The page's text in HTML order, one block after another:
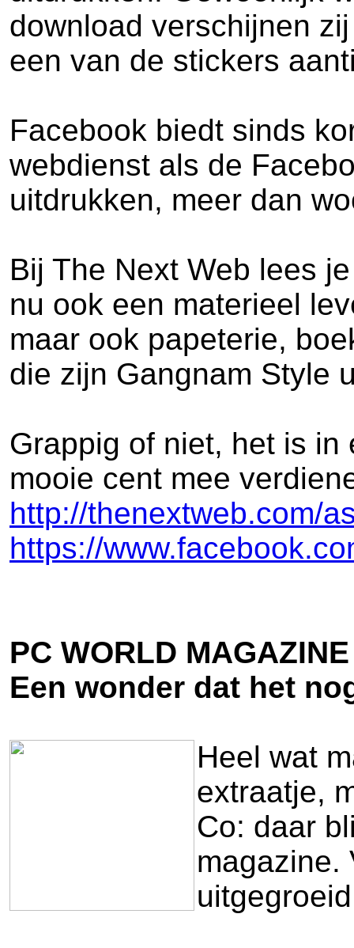
download verschijnen
een van de stickers
Facebook biedt sinds
webdienst als de
uitdrukken, meer dan
Bij The Next Web lees
nu ook een materieel
maar ook papeterie,
die zijn Gangnam Style
Grappig of niet, het is
mooie cent mee
http://thenextweb.com/
https://
PC WORLD
Een wonder dat het
Heel wat
extraatje,
Co: daar
magazine.